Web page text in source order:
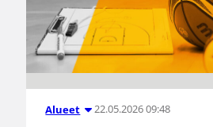
Alueet 22.05.2026 09:48